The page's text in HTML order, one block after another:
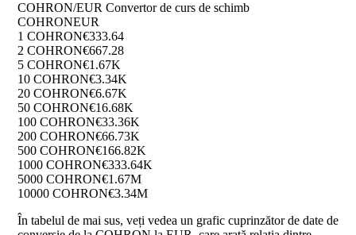
COHRON/EUR Convertor de curs de schimb
COHRONEUR
1 COHRON€333.64
2 COHRON€667.28
5 COHRON€1.67K
10 COHRON€3.34K
20 COHRON€6.67K
50 COHRON€16.68K
100 COHRON€33.36K
200 COHRON€66.73K
500 COHRON€166.82K
1000 COHRON€333.64K
5000 COHRON€1.67M
10000 COHRON€3.34M
În tabelul de mai sus, veți vedea un grafic cuprinzător de date de